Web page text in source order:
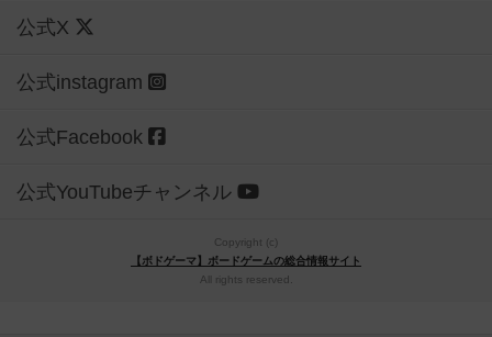
公式X
公式instagram
公式Facebook
公式YouTubeチャンネル
Copyright (c)
【ボドゲーマ】ボードゲームの総合情報サイト
All rights reserved.